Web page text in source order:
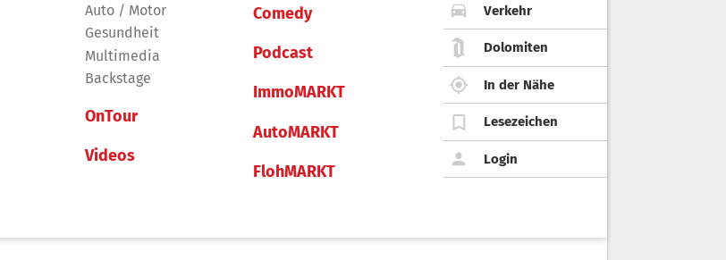
Auto / Motor
Gesundheit
Multimedia
Backstage
OnTour
Videos
Comedy
Podcast
ImmoMARKT
AutoMARKT
FlohMARKT
Verkehr
Dolomiten
In der Nähe
Lesezeichen
Login